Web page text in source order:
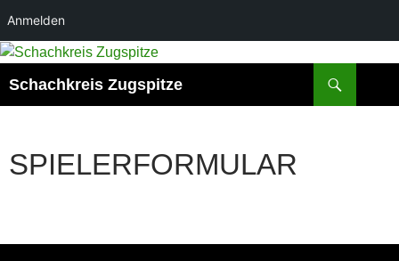
Anmelden
Schachkreis Zugspitze
SPIELERFORMULAR